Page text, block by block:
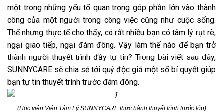
một trong những yếu tố quan trọng góp phần lớn vào thành
công của một người trong công việc cũng như cuộc sống.
Thế nhưng thực tế cho thấy, có rất nhiều bạn có tâm lý rụt rè,
ngại giao tiếp, ngại đám đông. Vậy làm thế nào để bạn trở
thành người thuyết trình đầy tự tin? Trong bài viết sau đây,
SUNNYCARE sẽ chia sẻ tới quý độc giả một số bí quyết giúp
bạn tự tin thuyết trình trước đám đông.
(Học viên Viện Tâm Lý SUNNYCARE thực hành thuyết trình trước lớp)